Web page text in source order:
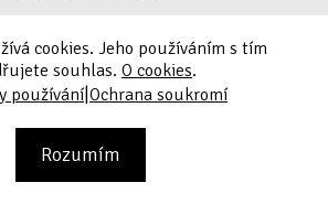
Podmínky používání
Ochrana soukromí
cookies. Jeho používáním s tím
souhlas. O cookies.
používání|Ochrana soukromí
Rozumím